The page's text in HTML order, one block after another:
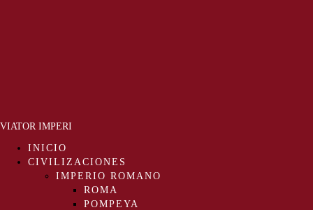
VIATOR IMPERI
INICIO
CIVILIZACIONES
IMPERIO ROMANO
ROMA
POMPEYA